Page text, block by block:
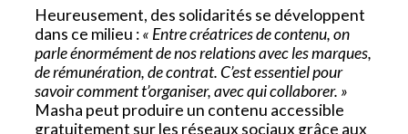
Heureusement, des solidarités se développent
dans ce milieu :« Entre créatrices de contenu, on
parle énormément de nos relations avec les marques,
de rémunération, de contrat. C’est essentiel pour
savoir comment t’organiser, avec qui collaborer. »
Masha peut produire un contenu accessible
gratuitement sur les réseaux sociaux grâce aux